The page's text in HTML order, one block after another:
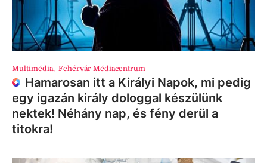
Multimédia, Fehérvár Médiacentrum
Hamarosan itt a Királyi Napok, mi pedig
egy igazán király dologgal készülünk
nektek! Néhány nap, és fény derül a
titokra!